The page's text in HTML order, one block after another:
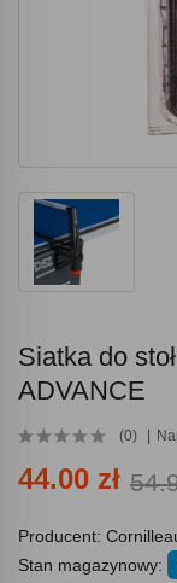
Siatka do
ADVANCE
(0)
44.00 zł
Producent:
Stan magazynowy: